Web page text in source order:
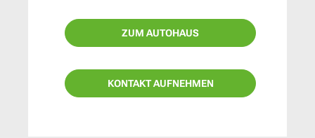
ZUM AUTOHAUS
KONTAKT AUFNEHMEN